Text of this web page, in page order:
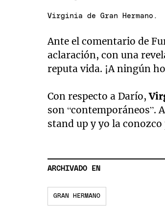
Virginia de Gran Hermano.
Ante el comentario de
aclaración, con una
reputa vida. ¡A ningún
Con respecto a Darío,
son “contemporáneos”.
stand up y yo la conozco
ARCHIVADO EN
GRAN HERMANO